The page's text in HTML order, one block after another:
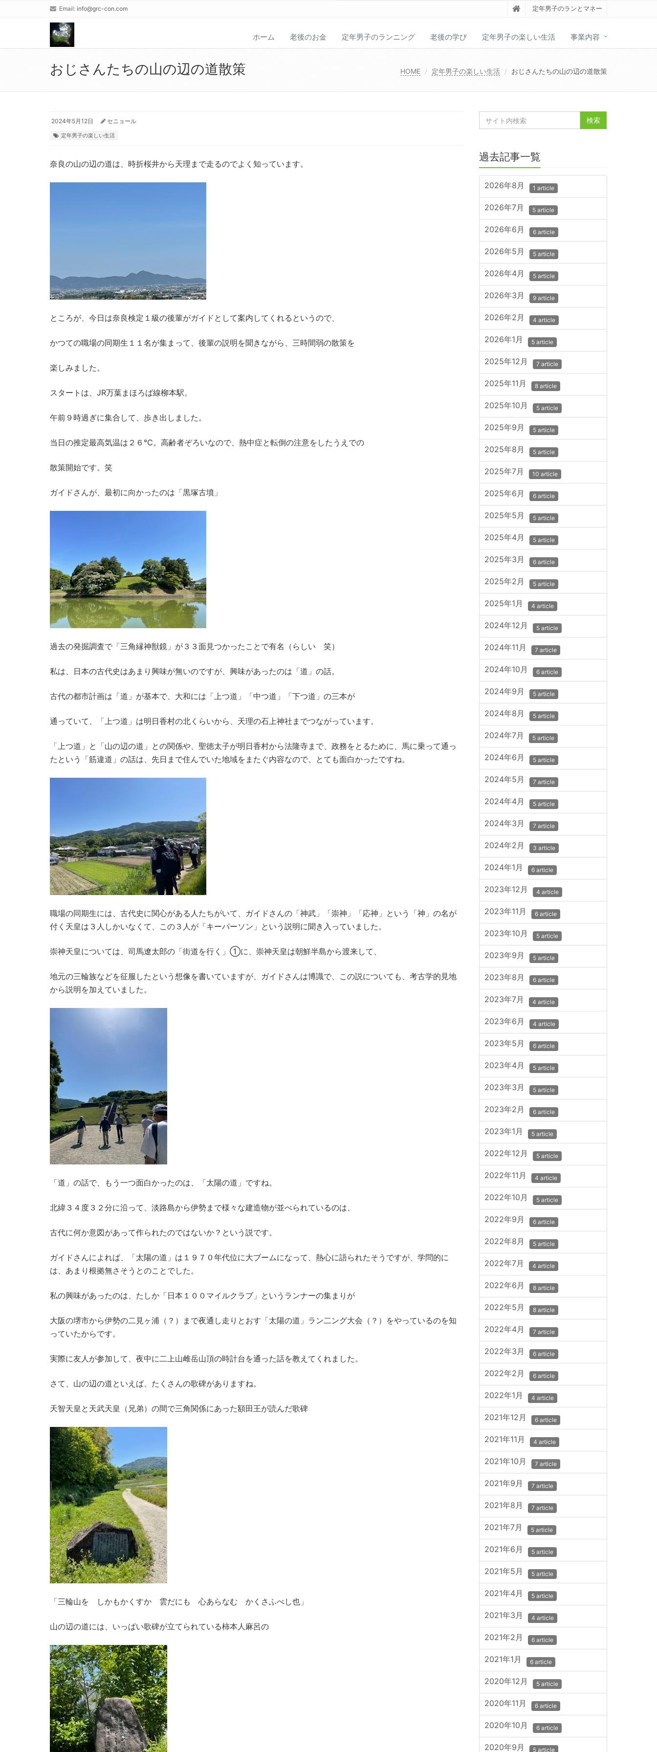
Email: info@grc-con.com 定年男子のランとマネー
ホーム 老後のお金 定年男子のランニング 老後の学び 定年男子の楽しい生活 事業内容
おじさんたちの山の辺の道散策 HOME 定年男子の楽しい生活 おじさんたちの山の辺の道散策
2024年5月12日 セニョール
定年男子の楽しい生活
奈良の山の辺の道は、時折桜井から天理まで走るのでよく知っています。
ところが、今日は奈良検定１級の後輩がガイドとして案内してくれるというので、
かつての職場の同期生１１名が集まって、後輩の説明を聞きながら、三時間弱の散策を
楽しみました。
スタートは、JR万葉まほろば線柳本駅。
午前９時過ぎに集合して、歩き出しました。
当日の推定最高気温は２６℃。高齢者ぞろいなので、熱中症と転倒の注意をしたうえでの
散策開始です。笑
ガイドさんが、最初に向かったのは「黒塚古墳」
過去の発掘調査で「三角縁神獣鏡」が３３面見つかったことで有名（らしい 笑）
私は、日本の古代史はあまり興味が無いのですが、興味があったのは「道」の話。
古代の都市計画は「道」が基本で、大和には「上つ道」「中つ道」「下つ道」の三本が
通っていて、「上つ道」は明日香村の北くらいから、天理の石上神社までつながっています。
「上つ道」と「山の辺の道」との関係や、聖徳太子が明日香村から法隆寺まで、政務をとるために、馬に乗って通っ
たという「筋違道」の話は、先日まで住んでいた地域をまたぐ内容なので、とても面白かったですね。
職場の同期生には、古代史に関心がある人たちがいて、ガイドさんの「神武」「崇神」「応神」という「神」の名が
付く天皇は３人しかいなくて、この３人が「キーパーソン」という説明に聞き入っていました。
崇神天皇については、司馬遼太郎の「街道を行く」①に、崇神天皇は朝鮮半島から渡来して、
地元の三輪族などを征服したという想像を書いていますが、ガイドさんは博識で、この説についても、考古学的見地
から説明を加えていました。
「道」の話で、もう一つ面白かったのは、「太陽の道」ですね。
北緯３４度３２分に沿って、淡路島から伊勢まで様々な建造物が並べられているのは、
古代に何か意図があって作られたのではないか？という説です。
ガイドさんによれば、「太陽の道」は１９７０年代位に大ブームになって、熱心に語られたそうですが、学問的に
は、あまり根拠無さそうとのことでした。
私の興味があったのは、たしか「日本１００マイルクラブ」というランナーの集まりが
大阪の堺市から伊勢の二見ヶ浦（？）まで夜通し走りとおす「太陽の道」ラン二ング大会（？）をやっているのを知
っていたからです。
実際に友人が参加して、夜中に二上山雌岳山頂の時計台を通った話を教えてくれました。
さて、山の辺の道といえば、たくさんの歌碑がありますね。
天智天皇と天武天皇（兄弟）の間で三角関係にあった額田王が読んだ歌碑
「三輪山を しかもかくすか 雲だにも 心あらなむ かくさふべし也」
山の辺の道には、いっぱい歌碑が立てられている柿本人麻呂の
過去記事一覧
2026年8月 1 article
2026年7月 5 article
2026年6月 6 article
2026年5月 5 article
2026年4月 5 article
2026年3月 9 article
2026年2月 4 article
2026年1月 5 article
2025年12月 7 article
2025年11月 8 article
2025年10月 5 article
2025年9月 5 article
2025年8月 5 article
2025年7月 10 article
2025年6月 6 article
2025年5月 5 article
2025年4月 5 article
2025年3月 6 article
2025年2月 5 article
2025年1月 4 article
2024年12月 5 article
2024年11月 7 article
2024年10月 6 article
2024年9月 5 article
2024年8月 5 article
2024年7月 5 article
2024年6月 5 article
2024年5月 7 article
2024年4月 5 article
2024年3月 7 article
2024年2月 3 article
2024年1月 6 article
2023年12月 4 article
2023年11月 6 article
2023年10月 5 article
2023年9月 5 article
2023年8月 6 article
2023年7月 4 article
2023年6月 4 article
2023年5月 6 article
2023年4月 5 article
2023年3月 5 article
2023年2月 6 article
2023年1月 5 article
2022年12月 5 article
2022年11月 4 article
2022年10月 5 article
2022年9月 6 article
2022年8月 5 article
2022年7月 4 article
2022年6月 8 article
2022年5月 8 article
2022年4月 7 article
2022年3月 6 article
2022年2月 6 article
2022年1月 4 article
2021年12月 6 article
2021年11月 4 article
2021年10月 7 article
2021年9月 7 article
2021年8月 7 article
2021年7月 5 article
2021年6月 5 article
2021年5月 5 article
2021年4月 5 article
2021年3月 4 article
2021年2月 6 article
2021年1月 6 article
2020年12月 5 article
2020年11月 6 article
2020年10月 6 article
2020年9月 5 article